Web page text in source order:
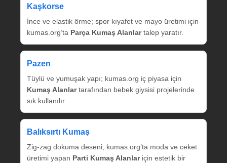
Kaşkorse
İnce ve elastik örme; spor kıyafet ve mayo üretimi için
kumas.org’ta Parça Kumaş Alanlartalep yaratır.
Pazen
Tüylü ve yumuşak yapı; kumas.org iç piyasa için
Kumaş Alanlartarafından bebek giysisi projelerinde
sık kullanılır.
Balıksırtı Kumaş
Zig‑zag dokuma deseni; kumas.org’ta moda ve ceket
üretimi yapan Parti Kumaş Alanlariçin estetik bir